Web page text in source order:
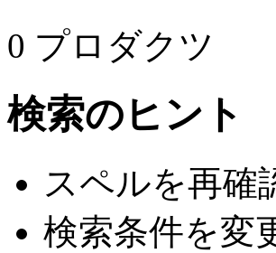
0 プロダクツ
検索のヒント
スペルを再確
検索条件を変